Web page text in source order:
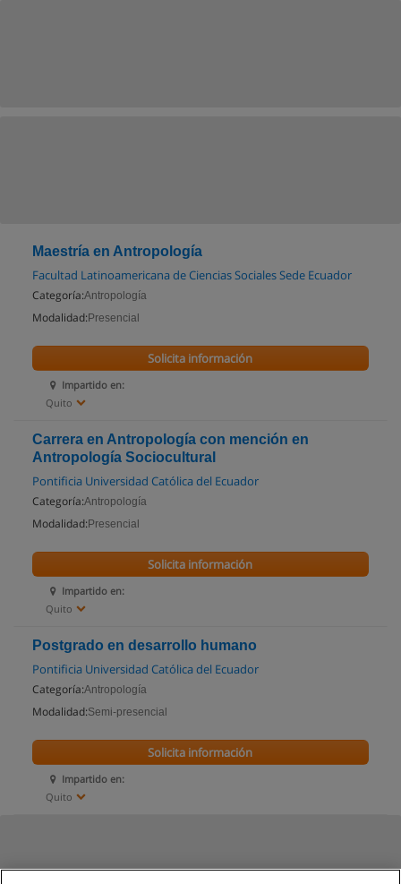
Maestría en Antropología
Facultad Latinoamericana de Ciencias Sociales Sede Ecuador
Categoría:Antropología
Modalidad: Presencial
Impartido en:
Quito
Solicita información
Carrera en Antropología con mención en
Antropología Sociocultural
Pontificia Universidad Católica del Ecuador
Categoría:Antropología
Modalidad: Presencial
Impartido en:
Quito
Solicita información
Postgrado en desarrollo humano
Pontificia Universidad Católica del Ecuador
Categoría:Antropología
Modalidad:Semi-presencial
Impartido en:
Quito
Solicita información